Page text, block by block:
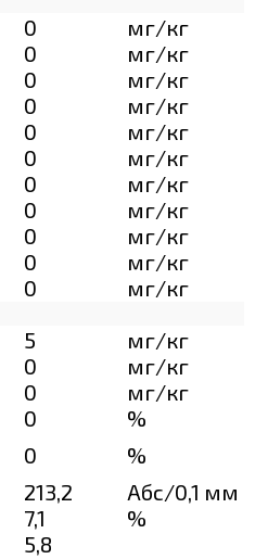
0
мг/кг
0
мг/кг
0
мг/кг
0
мг/кг
0
мг/кг
0
мг/кг
0
мг/кг
0
мг/кг
0
мг/кг
0
мг/кг
0
мг/кг
5
мг/кг
0
мг/кг
0
мг/кг
0
%
0
%
213,2
Абс/0,1 мм
7,1
%
5,8